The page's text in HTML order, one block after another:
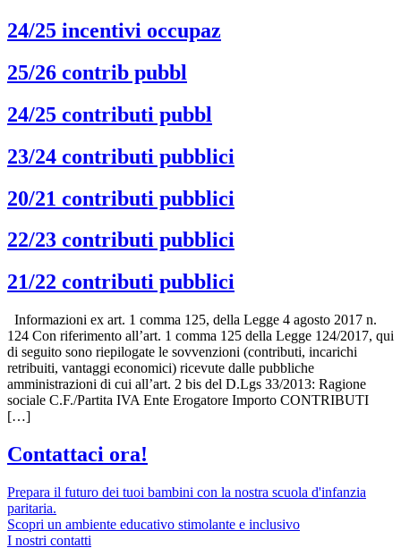
24/25 incentivi occupaz
25/26 contrib pubbl
24/25 contributi pubbl
23/24 contributi pubblici
20/21 contributi pubblici
22/23 contributi pubblici
21/22 contributi pubblici
Informazioni ex art. 1 comma 125, della Legge 4 agosto 2017 n.
124 Con riferimento all’art. 1 comma 125 della Legge 124/2017, qui
di seguito sono riepilogate le sovvenzioni (contributi, incarichi
retribuiti, vantaggi economici) ricevute dalle pubbliche
amministrazioni di cui all’art. 2 bis del D.Lgs 33/2013: Ragione
sociale C.F./Partita IVA Ente Erogatore Importo CONTRIBUTI
[…]
Contattaci ora!
Prepara il futuro dei tuoi bambini con la nostra scuola d'infanzia
paritaria.
Scopri un ambiente educativo stimolante e inclusivo
I nostri contatti